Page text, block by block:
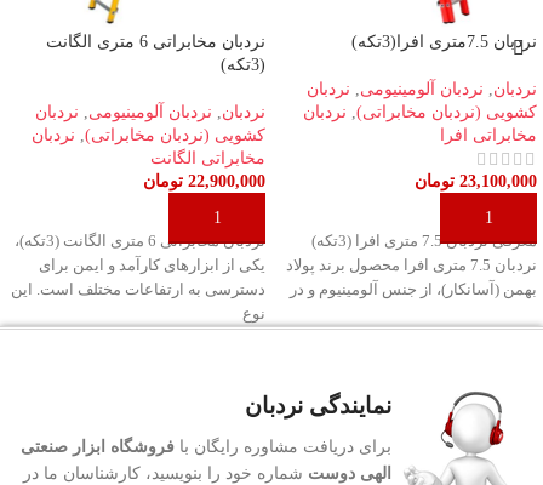
نردبان 7.5متری افرا(3تکه)
نردبان, نردبان آلومینیومی, نردبان
کشویی (نردبان مخابراتی), نردبان
مخابراتی افرا
23,100,000 تومان
افزودن به سبد خرید
معرفی نردبان 7.5 متری افرا (3تکه)
نردبان 7.5 متری افرا محصول برند پولاد
بهمن (آسانکار)، از جنس آلومینیوم و در
نردبان مخابراتی 6 متری الگانت
(3تکه)
نردبان, نردبان آلومینیومی, نردبان
کشویی (نردبان مخابراتی), نردبان
مخابراتی الگانت
22,900,000 تومان
افزودن به سبد خرید
نردبان مخابراتی 6 متری الگانت (3تکه)،
یکی از ابزارهای کارآمد و ایمن برای
دسترسی به ارتفاعات مختلف است. این
نوع
نمایندگی نردبان
برای دریافت مشاوره رایگان با فروشگاه ابزار صنعتی
الهی دوست شماره خود را بنویسید، کارشناسان ما در